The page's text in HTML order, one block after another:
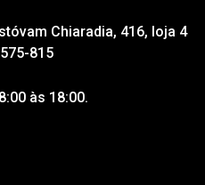
Chiaradia, 416, loja 4
815
às 18:00.